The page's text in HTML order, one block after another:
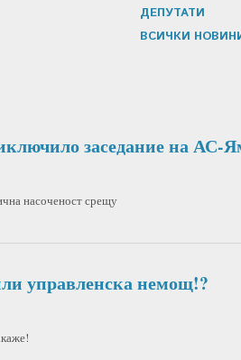
ДЕПУТАТИ
ВСИЧКИ
заседание на АС-
насоченост срещу
управленска немощ!?